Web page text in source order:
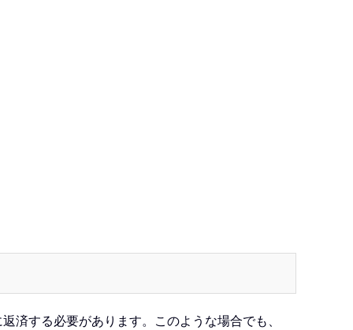
する必要があります。このような場合でも、